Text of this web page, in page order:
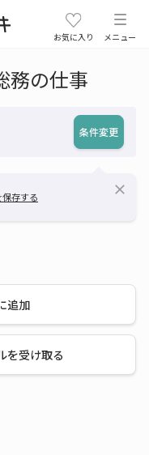
お気に入り メニュー
務の仕事
条件変更
存する close
追加
を受け取る